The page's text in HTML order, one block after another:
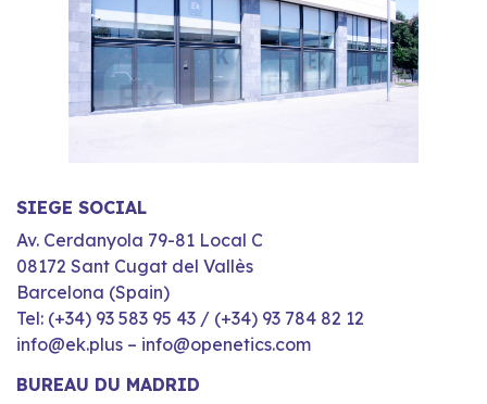
SIEGE SOCIAL
Av. Cerdanyola 79-81 Local C
08172 Sant Cugat del Vallès
Barcelona (Spain)
Tel: (+34) 93 583 95 43 / (+34) 93 784 82 12
info@ek.plus – info@openetics.com
BUREAU DU MADRID